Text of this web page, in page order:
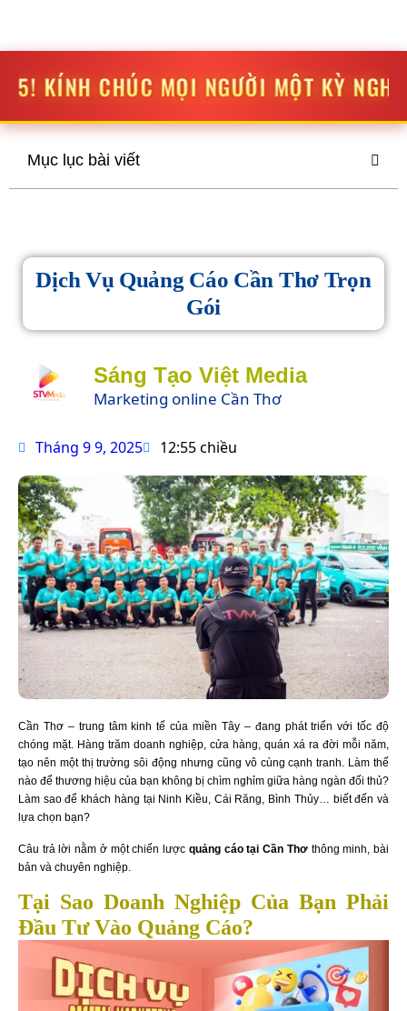
NGƯỜI MỘT KỲ NGHỈ LỄ THẬT VUI
Mục lục bài viết
Dịch Vụ Quảng Cáo Cần Thơ Trọn
Gói
Sáng Tạo Việt Media
Marketing online Cần Thơ
Tháng 9 9, 2025 12:55 chiều
Cần Thơ – trung tâm kinh tế của miền Tây – đang phát triển với tốc độ
chóng mặt. Hàng trăm doanh nghiệp, cửa hàng, quán xá ra đời mỗi năm,
tạo nên một thị trường sôi động nhưng cũng vô cùng cạnh tranh. Làm thế
nào để thương hiệu của bạn không bị chìm nghỉm giữa hàng ngàn đối thủ?
Làm sao để khách hàng tại Ninh Kiều, Cái Răng, Bình Thủy… biết đến và
lựa chọn bạn?
Câu trả lời nằm ở một chiến lược quảng cáo tại Cần Thơthông minh, bài
bản và chuyên nghiệp.
Tại Sao Doanh Nghiệp Của Bạn Phải
Đầu Tư Vào Quảng Cáo?